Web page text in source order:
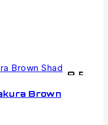
VISTA
Brown